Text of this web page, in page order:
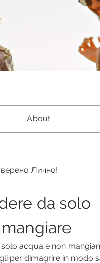
About
Лично!
da solo
acqua e non
per dimagrire in modo